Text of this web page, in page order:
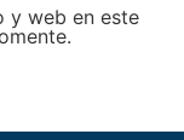
y web en este